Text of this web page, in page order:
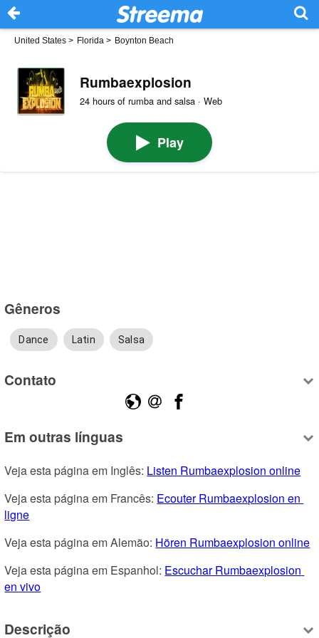
United States > Florida > Boynton Beach
Rumbaexplosion
24 hours of rumba and salsa · Web
Play
Gêneros
Dance Latin Salsa
Contato
Em outras línguas
Veja esta página em Inglês: Listen Rumbaexplosion online
Veja esta página em Francês: Ecouter Rumbaexplosion en
ligne
Veja esta página em Alemão: Hören Rumbaexplosion online
Veja esta página em Espanhol: Escuchar Rumbaexplosion
en vivo
Descrição